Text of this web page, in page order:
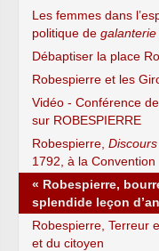
Les femmes dans
politique de
Débaptiser la place
Robespierre et les
Vidéo - Conférence
sur ROBESPIERRE
Robespierre,
1792, à la Convention
« Robespierre,
splendide leçon
Robespierre, Terreur
et du citoyen